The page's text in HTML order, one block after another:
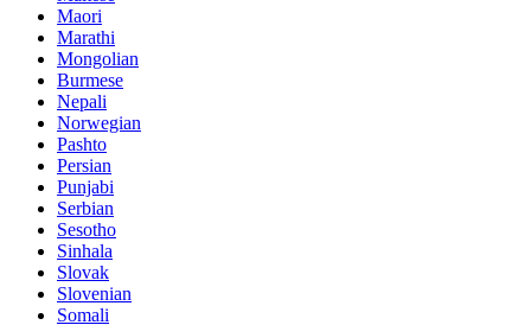
Maori
Marathi
Mongolian
Burmese
Nepali
Norwegian
Pashto
Persian
Punjabi
Serbian
Sesotho
Sinhala
Slovak
Slovenian
Somali